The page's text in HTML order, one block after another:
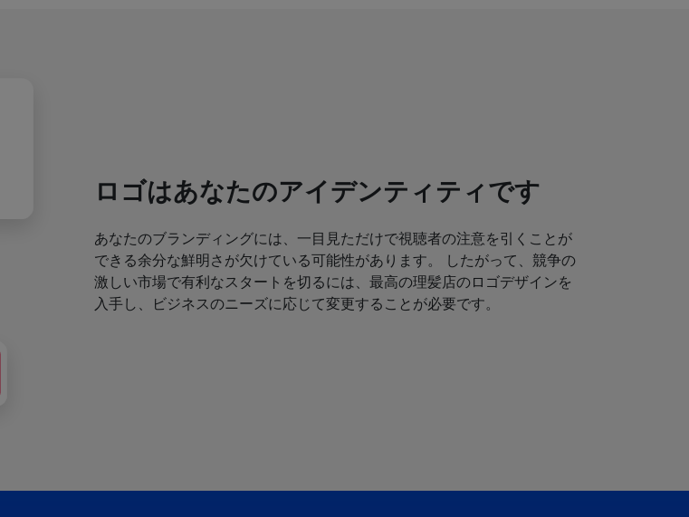
ロゴはあなたのアイデンティティです
あなたのブランディングには、一目見ただけで視聴者の注意を引くことが
できる余分な鮮明さが欠けている可能性があります。 したがって、競争の
激しい市場で有利なスタートを切るには、最高の理髪店のロゴデザインを
入手し、ビジネスのニーズに応じて変更することが必要です。